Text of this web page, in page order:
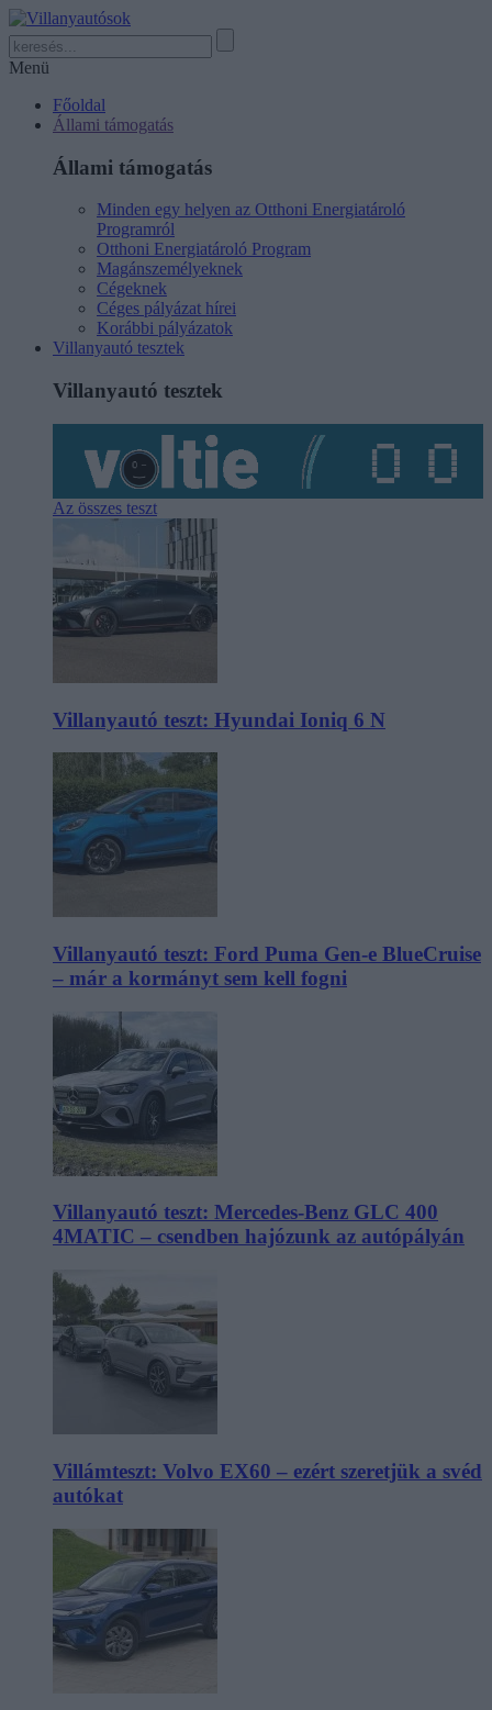
Menü
Főoldal
Állami támogatás
Állami támogatás
Minden egy helyen az Otthoni Energiatároló
Programról
Otthoni Energiatároló Program
Magánszemélyeknek
Cégeknek
Céges pályázat hírei
Korábbi pályázatok
Villanyautó tesztek
Villanyautó tesztek
Az összes teszt
Villanyautó teszt: Hyundai Ioniq 6 N
Villanyautó teszt: Ford Puma Gen-e BlueCruise
– már a kormányt sem kell fogni
Villanyautó teszt: Mercedes-Benz GLC 400
4MATIC – csendben hajózunk az autópályán
Villámteszt: Volvo EX60 – ezért szeretjük a svéd
autókat